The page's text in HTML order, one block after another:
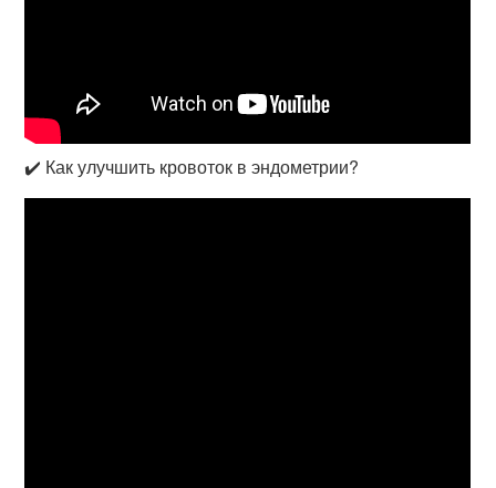
✔️ Как улучшить кровоток в эндометрии?